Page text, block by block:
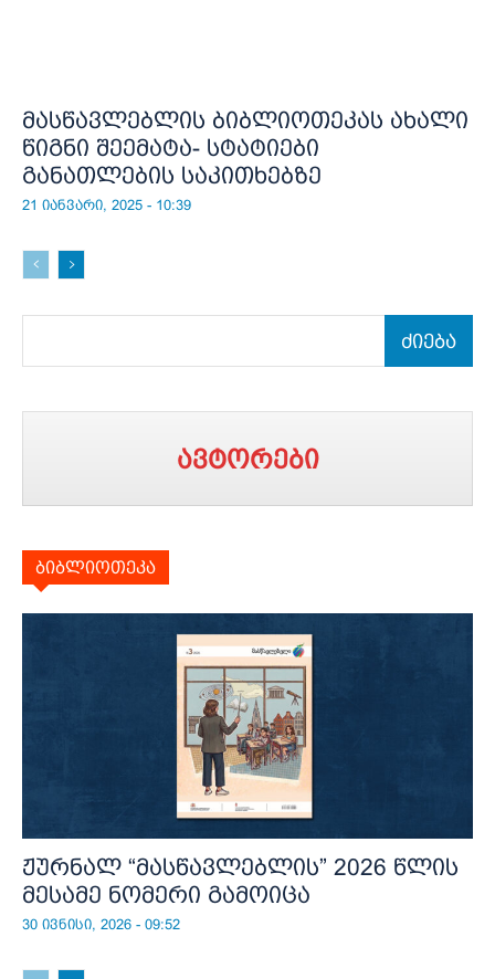
მასწავლებლის ბიბლიოთეკას ახალი
წიგნი შეემატა- სტატიები
განათლების საკითხებზე
21 იანვარი, 2025 - 10:39
ძიება
ავტორები
ბიბლიოთეკა
ჟურნალ “მასწავლებლის” 2026 წლის
მესამე ნომერი გამოიცა
30 ივნისი, 2026 - 09:52